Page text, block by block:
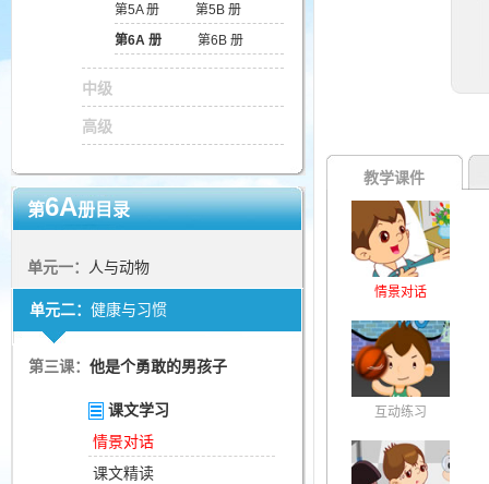
第5A 册
第5B 册
第6A 册
第6B 册
中级
高级
第6A册目录
单元一： 人与动物
单元二： 健康与习惯
第三课： 他是个勇敢的男孩子
课文学习
情景对话
课文精读
教学课件
情景对话
互动练习